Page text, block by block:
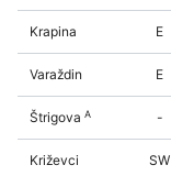
Krapina E
Varaždin E
Štrigova A -
Križevci SW